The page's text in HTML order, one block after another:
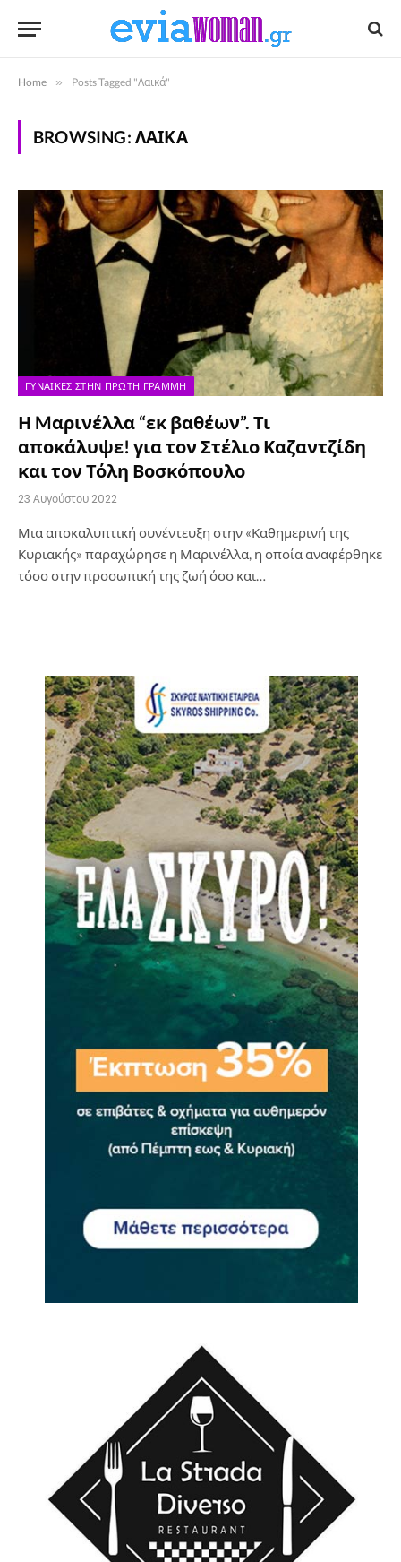
Home » Posts Tagged "Λαικά"
BROWSING: ΛΑΙΚΆ
ΓΥΝΑΊΚΕΣ ΣΤΗΝ ΠΡΏΤΗ ΓΡΑΜΜΉ
Η Mαρινέλλα “εκ βαθέων”. Τι
αποκάλυψε! για τον Στέλιο Καζαντζίδη
και τον Τόλη Βοσκόπουλο
23 Αυγούστου 2022
Μια αποκαλυπτική συνέντευξη στην «Καθημερινή της
Κυριακής» παραχώρησε η Μαρινέλλα, η οποία αναφέρθηκε
τόσο στην προσωπική της ζωή όσο και…